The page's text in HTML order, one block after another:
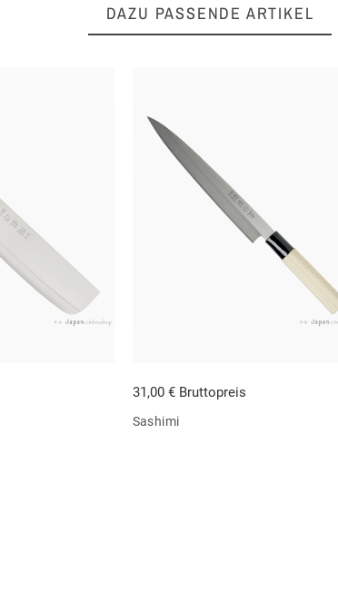
DAZU PASSENDE ARTIKEL
Sashimi
31,00 € Bruttopreis